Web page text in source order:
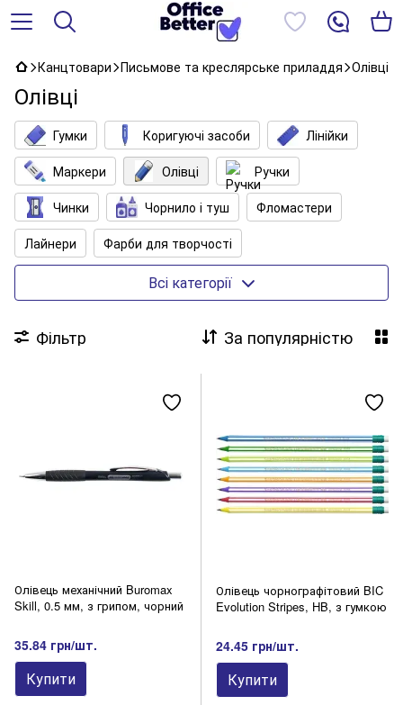
Канцтовари Письмове та креслярське приладдя Олівці
Олівці
Гумки Коригуючі засоби
Лінійки
Маркери
Олівці
Ручки
Чинки
Чорнило і туш
Фломастери
Лайнери
Фарби для творчості
Аксесуари для дитячої творчості
Всі категорії
Фільтр За популярністю
Олівець механічний Buromax
Skill, 0.5 мм, з грипом, чорний
35.84 грн/шт.
Купити
Олівець чорнографітовий BIC
Evolution Stripes, HB, з гумкою
24.45 грн/шт.
Купити